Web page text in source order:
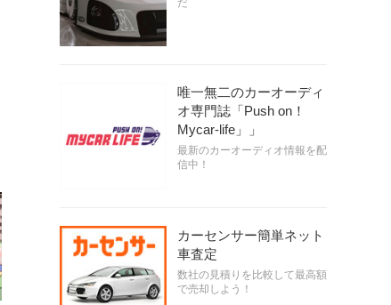
だ
唯一無二のカーオーディ
オ専門誌「Push on！
Mycar-life」」
最新のカーオーディオ情報を配
信中！
カーセンサー簡単ネット
車査定
数社の見積りを比較して最高額
で売却しよう！